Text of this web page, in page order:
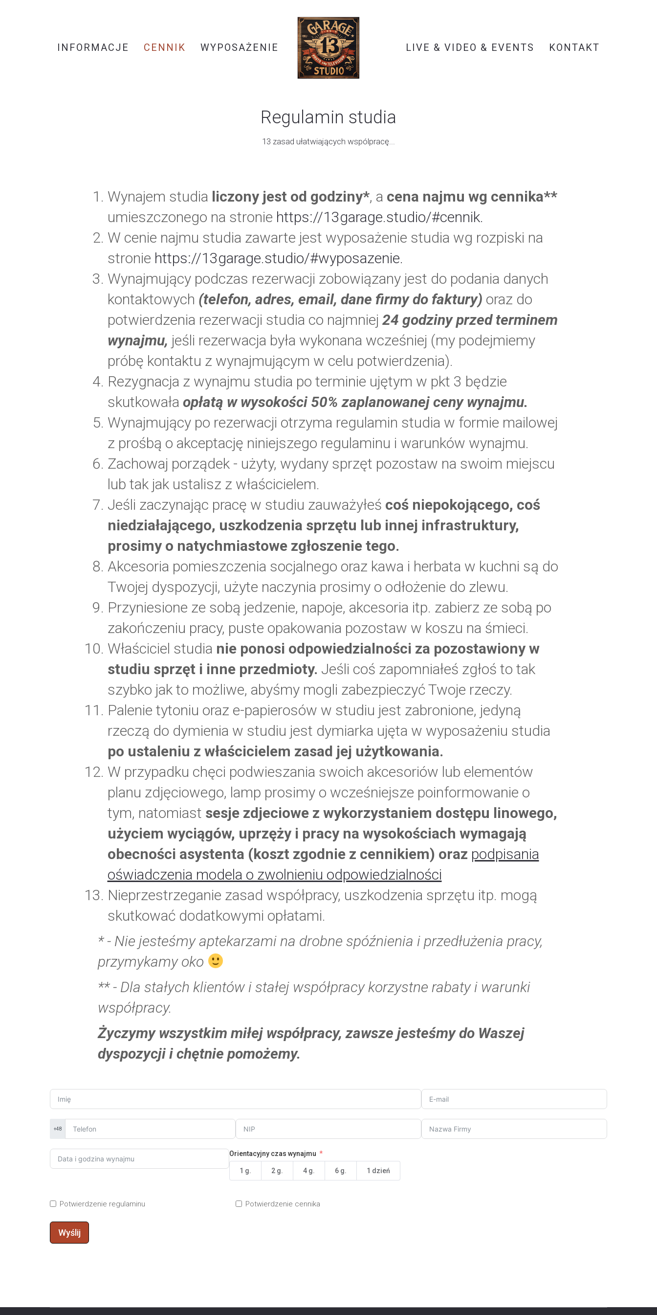
INFORMACJE CENNIK WYPOSAŻENIE LIVE & VIDEO & EVENTS KONTAKT
Regulamin studia
13 zasad ułatwiających wspólpracę...
Wynajem studia liczony jest od godziny*, a cena najmu wg cennika**
umieszczonego na stronie https://13garage.studio/#cennik.
W cenie najmu studia zawarte jest wyposażenie studia wg rozpiski na
stronie https://13garage.studio/#wyposazenie.
Wynajmujący podczas rezerwacji zobowiązany jest do podania danych
kontaktowych (telefon, adres, email, dane firmy do faktury) oraz do
potwierdzenia rezerwacji studia co najmniej 24 godziny przed terminem
wynajmu, jeśli rezerwacja była wykonana wcześniej (my podejmiemy
próbę kontaktu z wynajmującym w celu potwierdzenia).
Rezygnacja z wynajmu studia po terminie ujętym w pkt 3 będzie
skutkowała opłatą w wysokości 50% zaplanowanej ceny wynajmu.
Wynajmujący po rezerwacji otrzyma regulamin studia w formie mailowej
z prośbą o akceptację niniejszego regulaminu i warunków wynajmu.
Zachowaj porządek - użyty, wydany sprzęt pozostaw na swoim miejscu
lub tak jak ustalisz z właścicielem.
Jeśli zaczynając pracę w studiu zauważyłeś coś niepokojącego, coś
niedziałającego, uszkodzenia sprzętu lub innej infrastruktury,
prosimy o natychmiastowe zgłoszenie tego.
Akcesoria pomieszczenia socjalnego oraz kawa i herbata w kuchni są do
Twojej dyspozycji, użyte naczynia prosimy o odłożenie do zlewu.
Przyniesione ze sobą jedzenie, napoje, akcesoria itp. zabierz ze sobą po
zakończeniu pracy, puste opakowania pozostaw w koszu na śmieci.
Właściciel studia nie ponosi odpowiedzialności za pozostawiony w
studiu sprzęt i inne przedmioty. Jeśli coś zapomniałeś zgłoś to tak
szybko jak to możliwe, abyśmy mogli zabezpieczyć Twoje rzeczy.
Palenie tytoniu oraz e-papierosów w studiu jest zabronione, jedyną
rzeczą do dymienia w studiu jest dymiarka ujęta w wyposażeniu studia
po ustaleniu z właścicielem zasad jej użytkowania.
W przypadku chęci podwieszania swoich akcesoriów lub elementów
planu zdjęciowego, lamp prosimy o wcześniejsze poinformowanie o
tym, natomiast sesje zdjeciowe z wykorzystaniem dostępu linowego,
użyciem wyciągów, uprzęży i pracy na wysokościach wymagają
obecności asystenta (koszt zgodnie z cennikiem) oraz podpisania
oświadczenia modela o zwolnieniu odpowiedzialności
Nieprzestrzeganie zasad współpracy, uszkodzenia sprzętu itp. mogą
skutkować dodatkowymi opłatami.
* - Nie jesteśmy aptekarzami na drobne spóźnienia i przedłużenia pracy,
przymykamy oko
** - Dla stałych klientów i stałej współpracy korzystne rabaty i warunki
współpracy.
Życzymy wszystkim miłej współpracy, zawsze jesteśmy do Waszej
dyspozycji i chętnie pomożemy.
+48
Orientacyjny czas wynajmu
1 g. 2 g. 4 g. 6 g. 1 dzień
Potwierdzenie regulaminu Potwierdzenie cennika
Wyślij